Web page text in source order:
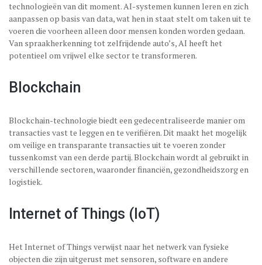
technologieën van dit moment. AI-systemen kunnen leren en zich
aanpassen op basis van data, wat hen in staat stelt om taken uit te
voeren die voorheen alleen door mensen konden worden gedaan.
Van spraakherkenning tot zelfrijdende auto’s, AI heeft het
potentieel om vrijwel elke sector te transformeren.
Blockchain
Blockchain-technologie biedt een gedecentraliseerde manier om
transacties vast te leggen en te verifiëren. Dit maakt het mogelijk
om veilige en transparante transacties uit te voeren zonder
tussenkomst van een derde partij. Blockchain wordt al gebruikt in
verschillende sectoren, waaronder financiën, gezondheidszorg en
logistiek.
Internet of Things (IoT)
Het Internet of Things verwijst naar het netwerk van fysieke
objecten die zijn uitgerust met sensoren, software en andere